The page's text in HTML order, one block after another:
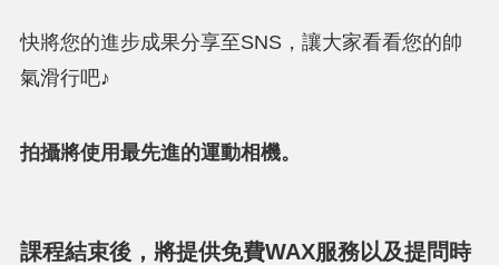
快將您的進步成果分享至SNS，讓大家看看您的帥
氣滑行吧♪
拍攝將使用最先進的運動相機。
課程結束後，將提供免費WAX服務以及提問時